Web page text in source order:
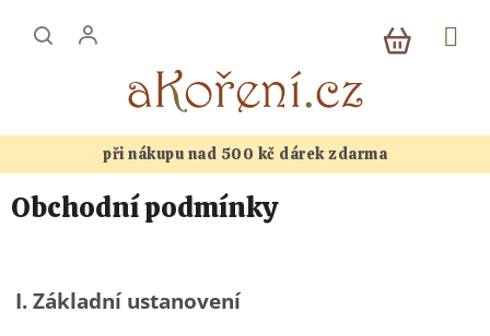
KOŠÍK
při nákupu nad 500 kč dárek zdarma
Obchodní podmínky
I. Základní ustanovení